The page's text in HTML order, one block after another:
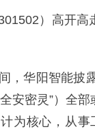
）高开
，华阳智能披
安密灵”）全
为核心，从